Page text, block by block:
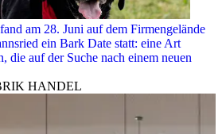
am 28. Juni auf dem Firmengelände
ein Bark Date statt: eine Art
die auf der Suche nach einem neuen
HANDEL